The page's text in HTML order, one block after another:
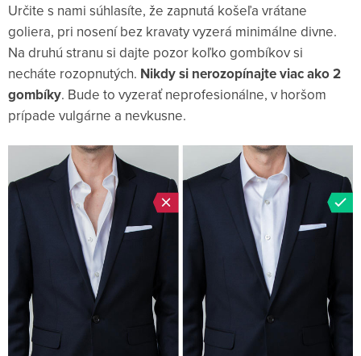
Určite s nami súhlasíte, že zapnutá košeľa vrátane
goliera, pri nosení bez kravaty vyzerá minimálne divne.
Na druhú stranu si dajte pozor koľko gombíkov si
necháte rozopnutých. Nikdy si nerozopínajte viac ako 2
gombíky. Bude to vyzerať neprofesionálne, v horšom
prípade vulgárne a nevkusne.